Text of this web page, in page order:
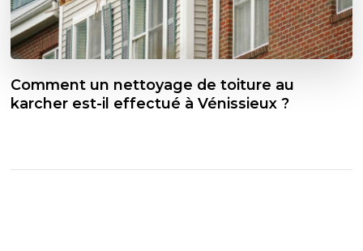
Comment un nettoyage de toiture au
karcher est-il effectué à Vénissieux ?